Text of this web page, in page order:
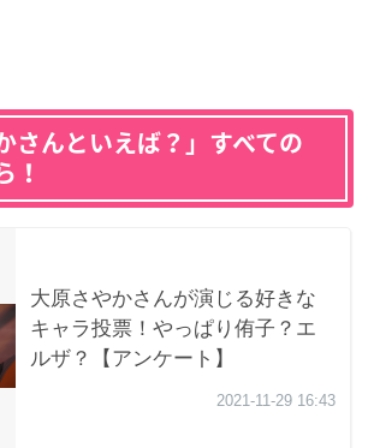
さんといえば？」すべての
！